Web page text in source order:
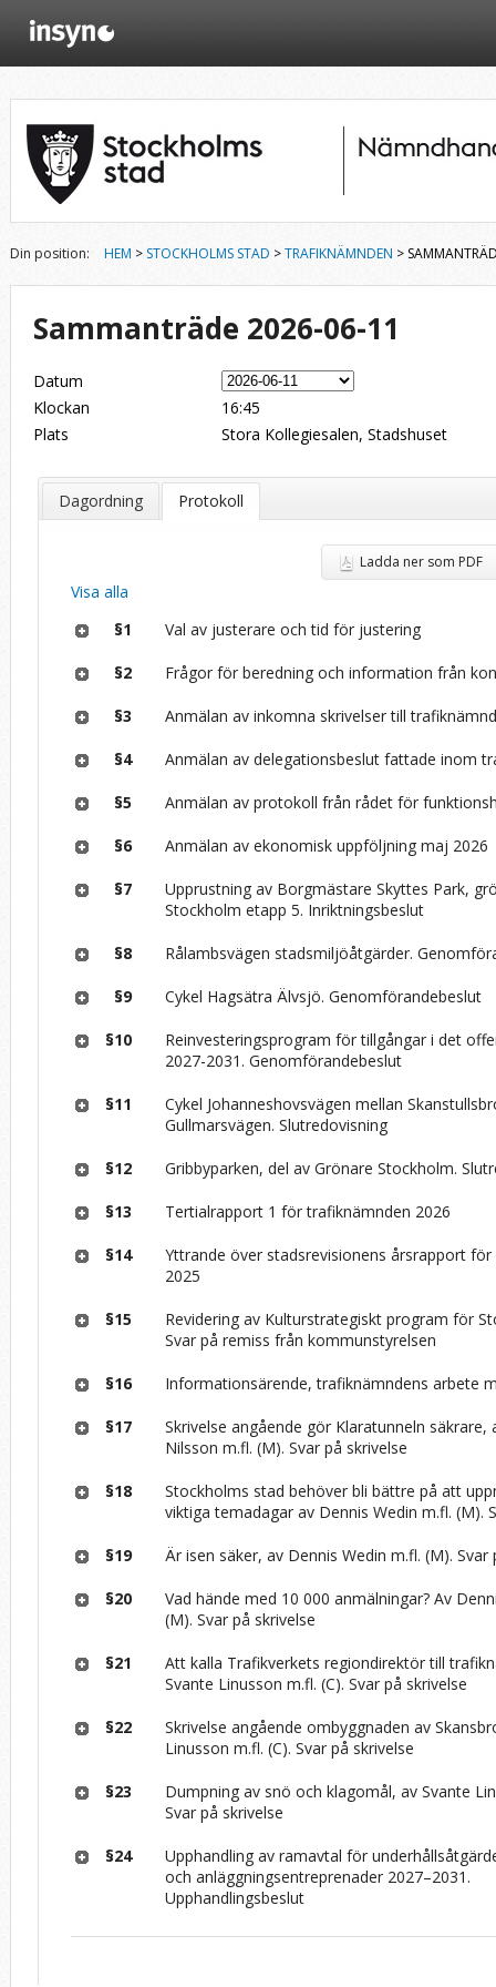
Din position: HEM > STOCKHOLMS STAD >TRAFIKNÄMNDEN >
Sammanträde 2026-06-11
Datum
Klockan
16:45
Plats
Stora Kollegiesalen, Stadshuset
Dagordning Protokoll
Ladda ner som PDF
Visa alla
§1
Val av justerare och tid för justering
§2 Frågor för beredning och information från
§3 Anmälan av inkomna skrivelser till
§4 Anmälan av delegationsbeslut fattade inom
§5 Anmälan av protokoll från rådet för
§6 Anmälan av ekonomisk uppföljning maj 2026
§7
Upprustning av Borgmästare Skyttes Park,
Stockholm etapp 5. Inriktningsbeslut
§8 Rålambsvägen stadsmiljöåtgärder.
§9 Cykel Hagsätra Älvsjö. Genomförandebeslut
§10
Reinvesteringsprogram för tillgångar i det
2027-2031. Genomförandebeslut
§11
Cykel Johanneshovsvägen mellan
Gullmarsvägen. Slutredovisning
§12 Gribbyparken, del av Grönare Stockholm.
§13 Tertialrapport 1 för trafiknämnden 2026
§14
Yttrande över stadsrevisionens årsrapport
2025
§15
Revidering av Kulturstrategiskt program för
Svar på remiss från kommunstyrelsen
§16 Informationsärende, trafiknämndens arbete
§17
Skrivelse angående gör Klaratunneln säkrare,
Nilsson m.fl. (M). Svar på skrivelse
§18
Stockholms stad behöver bli bättre på att
viktiga temadagar av Dennis Wedin m.fl. (M).
§19 Är isen säker, av Dennis Wedin m.fl. (M). Svar
§20
Vad hände med 10 000 anmälningar? Av
(M). Svar på skrivelse
§21
Att kalla Trafikverkets regiondirektör till
Svante Linusson m.fl. (C). Svar på skrivelse
§22
Skrivelse angående ombyggnaden av
Linusson m.fl. (C). Svar på skrivelse
§23
Dumpning av snö och klagomål, av Svante
Svar på skrivelse
§24
Upphandling av ramavtal för
och anläggningsentreprenader 2027–2031.
Upphandlingsbeslut